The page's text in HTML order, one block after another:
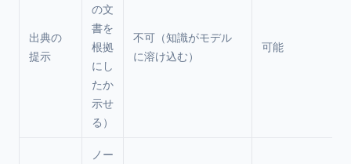
出典の
提示
の文
書を
根拠
にし
たか
示せ
る）
不可（知識がモデル
に溶け込む）
可能
ノー